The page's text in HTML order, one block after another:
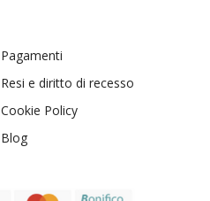
Pagamenti
Resi e diritto di recesso
Cookie Policy
Blog